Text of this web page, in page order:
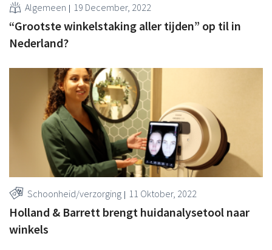
Algemeen 19 December, 2022
“Grootste winkelstaking aller tijden” op til in
Nederland?
Schoonheid/verzorging 11 Oktober, 2022
Holland & Barrett brengt huidanalysetool naar
winkels